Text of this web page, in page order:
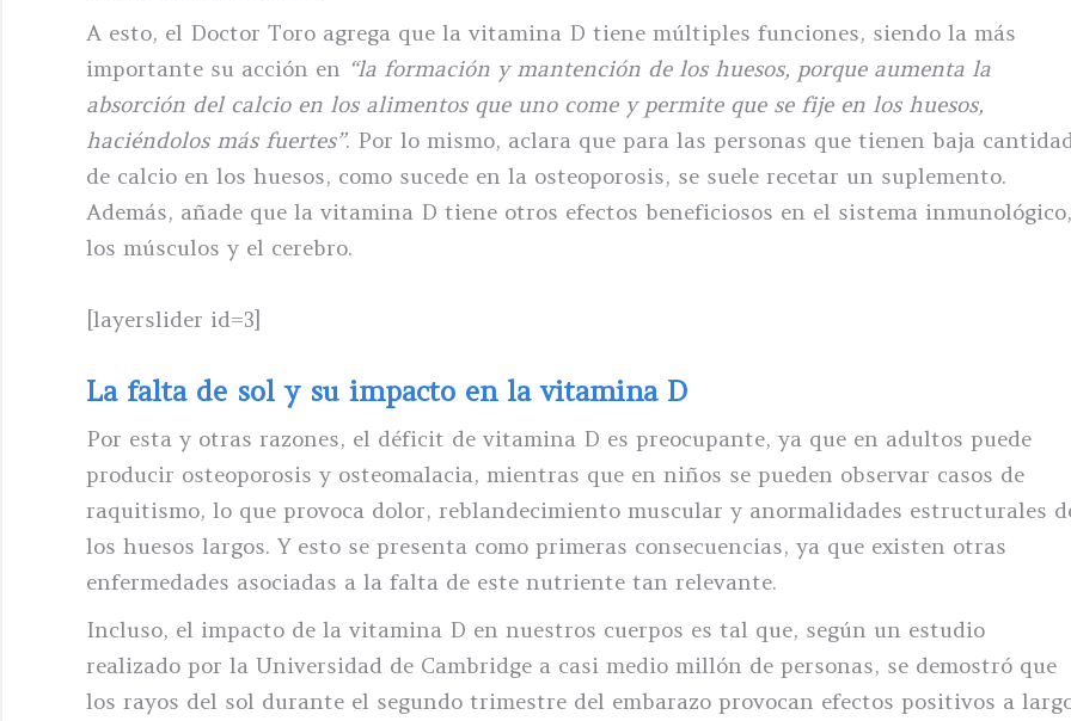
A esto, el Doctor Toro agrega que la vitamina D tiene múltiples funciones, siendo la más
importante su acción en “la formación y mantención de los huesos, porque aumenta la
absorción del calcio en los alimentos que uno come y permite que se fije en los huesos,
haciéndolos más fuertes”. Por lo mismo, aclara que para las personas que tienen baja
de calcio en los huesos, como sucede en la osteoporosis, se suele recetar un suplemento.
Además, añade que la vitamina D tiene otros efectos beneficiosos en el sistema inmunológico,
los músculos y el cerebro.
[layerslider id=3]
La falta de sol y su impacto en la vitamina D
Por esta y otras razones, el déficit de vitamina D es preocupante, ya que en adultos puede
producir osteoporosis y osteomalacia, mientras que en niños se pueden observar casos de
raquitismo, lo que provoca dolor, reblandecimiento muscular y anormalidades estructurales
los huesos largos. Y esto se presenta como primeras consecuencias, ya que existen otras
enfermedades asociadas a la falta de este nutriente tan relevante.
Incluso, el impacto de la vitamina D en nuestros cuerpos es tal que, según un estudio
realizado por la Universidad de Cambridge a casi medio millón de personas, se demostró que
los rayos del sol durante el segundo trimestre del embarazo provocan efectos positivos a